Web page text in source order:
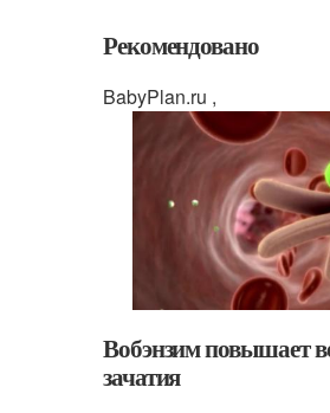
Рекомендовано
BabyPlan.ru ,
Вобэнзим повышает
зачатия